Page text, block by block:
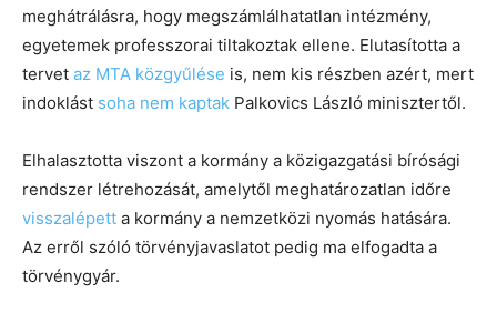
meghátrálásra, hogy megszámlálhatatlan intézmény,
egyetemek professzorai tiltakoztak ellene. Elutasította a
tervet az MTA közgyűlése is, nem kis részben azért, mert
indoklást soha nem kaptak Palkovics László minisztertől.
Elhalasztotta viszont a kormány a közigazgatási bírósági
rendszer létrehozását, amelytől meghatározatlan időre
visszalépett a kormány a nemzetközi nyomás hatására.
Az erről szóló törvényjavaslatot pedig ma elfogadta a
törvénygyár.